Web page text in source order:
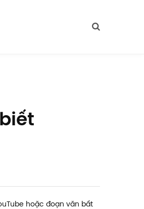
hoặc đoạn văn bất